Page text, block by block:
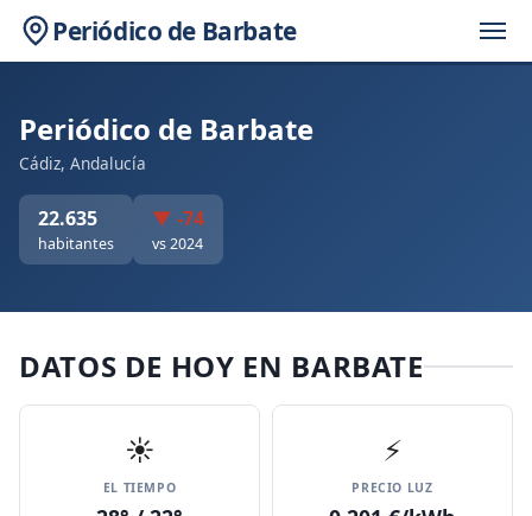
Periódico de Barbate
Periódico de Barbate
Cádiz, Andalucía
22.635
habitantes
▼ -74
vs 2024
DATOS DE HOY EN BARBATE
☀️
EL TIEMPO
⚡
PRECIO LUZ